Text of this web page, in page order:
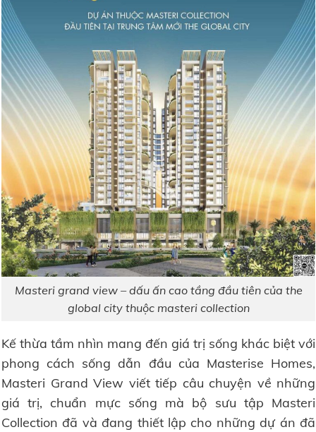
Masteri grand view – dấu ấn cao tầng đầu tiên của the
global city thuộc masteri collection
Kế thừa tầm nhìn mang đến giá trị sống khác biệt với
phong cách sống dẫn đầu của Masterise Homes,
Masteri Grand View viết tiếp câu chuyện về những
giá trị, chuẩn mực sống mà bộ sưu tập Masteri
Collection đã và đang thiết lập cho những dự án đã